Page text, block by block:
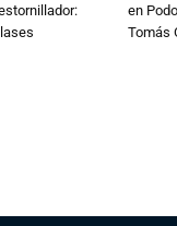
en
Tomás